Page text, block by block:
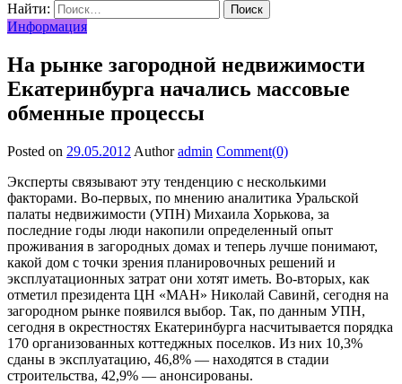
Найти:
Информация
На рынке загородной недвижимости
Екатеринбурга начались массовые
обменные процессы
Posted on 29.05.2012 Author admin Comment(0)
Эксперты связывают эту тенденцию с несколькими
факторами. Во-первых, по мнению аналитика Уральской
палаты недвижимости (УПН) Михаила Хорькова, за
последние годы люди накопили определенный опыт
проживания в загородных домах и теперь лучше понимают,
какой дом с точки зрения планировочных решений и
эксплуатационных затрат они хотят иметь. Во-вторых, как
отметил президента ЦН «МАН» Николай Савинй, сегодня на
загородном рынке появился выбор. Так, по данным УПН,
сегодня в окрестностях Екатеринбурга насчитывается порядка
170 организованных коттеджных поселков. Из них 10,3%
сданы в эксплуатацию, 46,8% — находятся в стадии
строительства, 42,9% — анонсированы.